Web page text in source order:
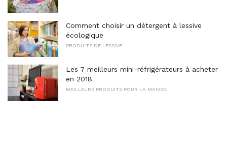
Comment choisir un détergent à lessive
écologique
PRODUITS DE LESSIVE
Les 7 meilleurs mini-réfrigérateurs à acheter
en 2018
MEILLEURS PRODUITS POUR LA MAISON